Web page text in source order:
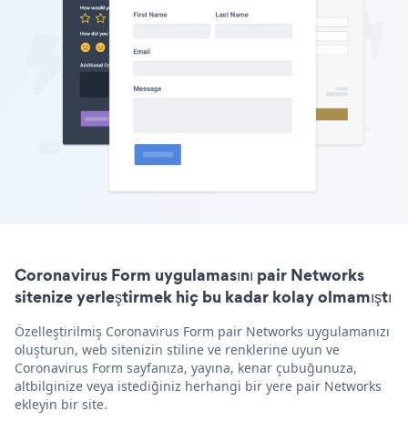
Coronavirus Form uygulamasını pair Networks
sitenize yerleştirmek hiç bu kadar kolay olmamıştı
Özelleştirilmiş Coronavirus Form pair Networks uygulamanızı
oluşturun, web sitenizin stiline ve renklerine uyun ve
Coronavirus Form sayfanıza, yayına, kenar çubuğunuza,
altbilginize veya istediğiniz herhangi bir yere pair Networks
ekleyin bir site.